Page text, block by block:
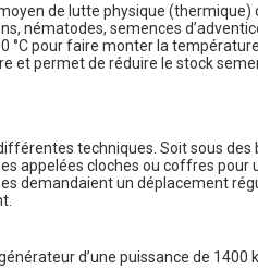
de lutte physique
nématodes, semences
°C pour faire monter la
et permet de réduire le stock
techniques. Soit sous
appelées cloches ou coffres
demandaient un déplacement
d’une puissance de 1400